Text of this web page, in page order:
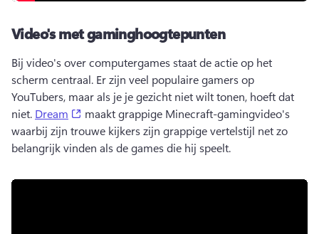
Video's met gaminghoogtepunten
Bij video's over computergames staat de actie op het
scherm centraal. Er zijn veel populaire gamers op
YouTubers, maar als je je gezicht niet wilt tonen, hoeft dat
niet. Dream (opens in a new tab)
maakt grappige Minecraft-gamingvideo's
waarbij zijn trouwe kijkers zijn grappige vertelstijl net zo
belangrijk vinden als de games die hij speelt.